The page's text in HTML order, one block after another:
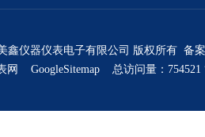
鑫仪器仪表电子有限公司 版权所有 备
网 GoogleSitemap 总访问量：754521